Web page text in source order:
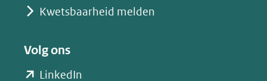
Kwetsbaarheid melden
Volg ons
LinkedIn